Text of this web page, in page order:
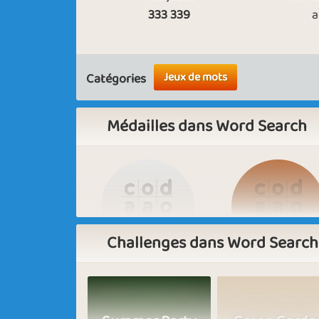
333 339
Catégories Jeux de mots
Médailles dans Word Search
Basic
Challenges dans Word Search